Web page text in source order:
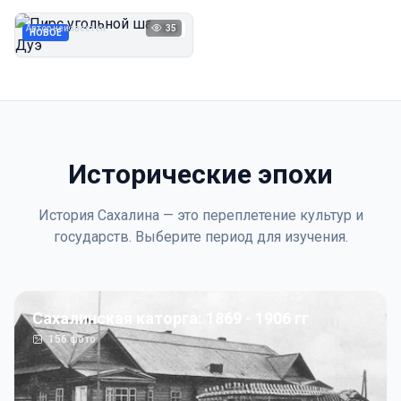
НОВОЕ 1923
Автор неизвестен 35
Исторические эпохи
История Сахалина — это переплетение культур и
государств. Выберите период для изучения.
Сахалинская каторга: 1869 - 1906 гг
156фото